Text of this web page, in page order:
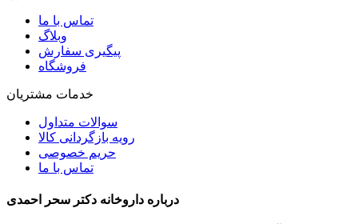
تماس با ما
وبلاگ
پیگیری سفارش
فروشگاه
خدمات مشتریان
سوالات متداول
رویه بازگردانی کالا
حریم خصوصی
تماس با ما
درباره داروخانه دکتر سحر احمدی